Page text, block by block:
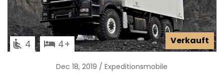
Verkauft
4 4
Dec 18, 2019 Expeditionsmobile